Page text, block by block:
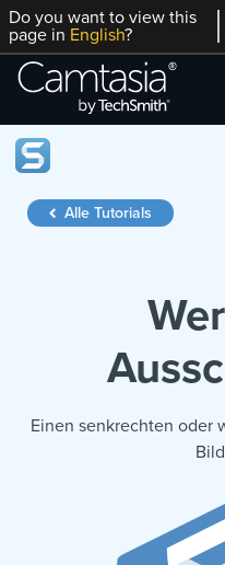
Direkt
zum
Inhalt
Do you want to view this
page in English?
Alle Tutorials
Einen senkrechten oder